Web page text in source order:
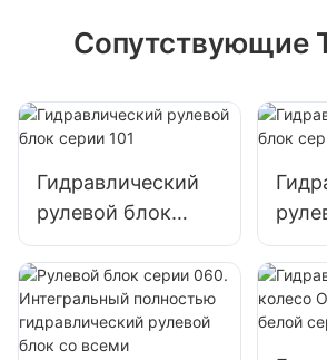
тепловыделением.
Сопутствующие
Гидравлический
рулевой блок
серии 101